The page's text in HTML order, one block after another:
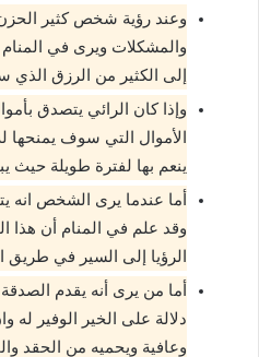
وعند رؤية شخص كثير
والمشكلات ويرى في المنام
إلى الكثير من الرزق
وإذا كان الرائي يتصدق
الأموال التي سوف يمنحها
ينعم بها لفترة طويلة حيث
أما عندما يرى الشخص انه
وقد علم في المنام أن هذا
الرؤيا إلى السير في
أما من يرى أنه يقدم
دلالة على الخير الوفير
وعافية ويحميه من الحقد